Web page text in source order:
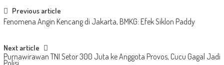
Post
navigation
Previous article
Fenomena Angin Kencang di Jakarta, BMKG: Efek Siklon Paddy
Next article
Purnawirawan TNI Setor 300 Juta ke Anggota Provos, Cucu Gagal Jadi
Polisi